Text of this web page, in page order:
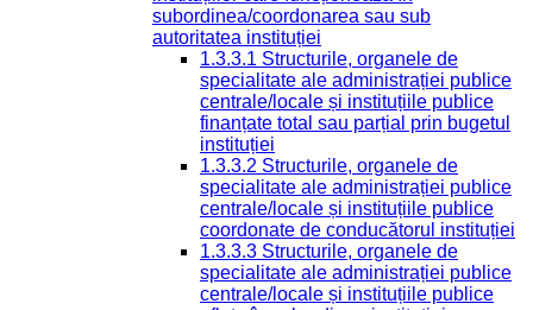
subordinea/coordonarea sau sub
autoritatea instituției
1.3.3.1 Structurile, organele de
specialitate ale administrației publice
centrale/locale și instituțiile publice
finanțate total sau parțial prin bugetul
instituției
1.3.3.2 Structurile, organele de
specialitate ale administrației publice
centrale/locale și instituțiile publice
coordonate de conducătorul instituției
1.3.3.3 Structurile, organele de
specialitate ale administrației publice
centrale/locale și instituțiile publice